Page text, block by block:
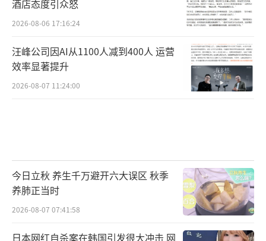
酒店态度引众怒
2026-08-06 17:16:24
汪峰公司因AI从1100人减到400人 运营
效率显著提升
2026-08-07 11:24:00
今日立秋 养生千万避开六大误区 秋季
养肺正当时
2026-08-07 07:41:58
日本网红自杀案在韩国引发很大冲击 网